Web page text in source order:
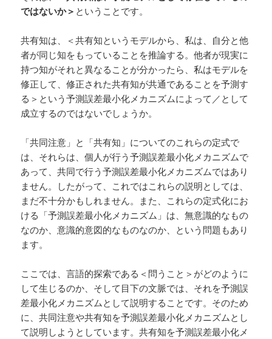
ではないか＞ ということです。
共有知は、＜共有知というモデルから、私は、自分と他
者が同じ知をもっていることを推論する。他者が現実に
持つ知がそれと異なることが分かったら、私はモデルを
修正して、修正された共有知が共通であることを予測す
る＞という予測誤差最小化メカニズムによって／として
成立するのではないでしょうか。
「共同注意」と「共有知」についてのこれらの定式で
は、それらは、個人が行う予測誤差最小化メカニズムで
あって、共同で行う予測誤差最小化メカニズムではあり
ません。したがって、これではこれらの説明としては、
まだ不十分かもしれません。また、これらの定式化にお
ける「予測誤差最小化メカニズム」は、無意識的なもの
なのか、意識的意図的なものなのか、という問題もあり
ます。
ここでは、言語的探索である＜問うこと＞がどのように
して生じるのか、そして目下の文脈では、それを予測誤
差最小化メカニズムとして説明することです。そのため
に、共同注意や共有知を予測誤差最小化メカニズムとし
て説明しようとしています。共有知を予測誤差最小化メ